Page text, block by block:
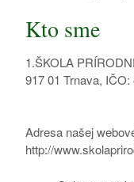
Kto sme
1.ŠKOLA
917 01
Adresa našej
http://